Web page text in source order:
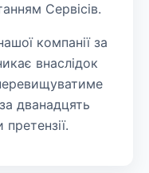
Сервісів.
компанії за
внаслідок
дванадцять